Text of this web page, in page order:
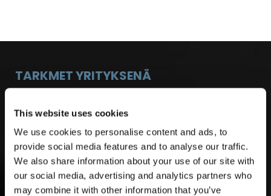
This website uses cookies
We use cookies to personalise content and ads, to
provide social media features and to analyse our traffic.
We also share information about your use of our site with
our social media, advertising and analytics partners who
may combine it with other information that you’ve
TARKMET YRITYKSENÄ
Vaasalainen Tarkmet Oy tarjoaa suunnittelua,
alihankintaa, tuotteita ja järjestelmiä teollisuuden
tarpeisiin.Toimintamme täyttää ISO 14001, ISO
9001, ISO 45001 ja ISO 3834-2 -standardien
vaatimukset.